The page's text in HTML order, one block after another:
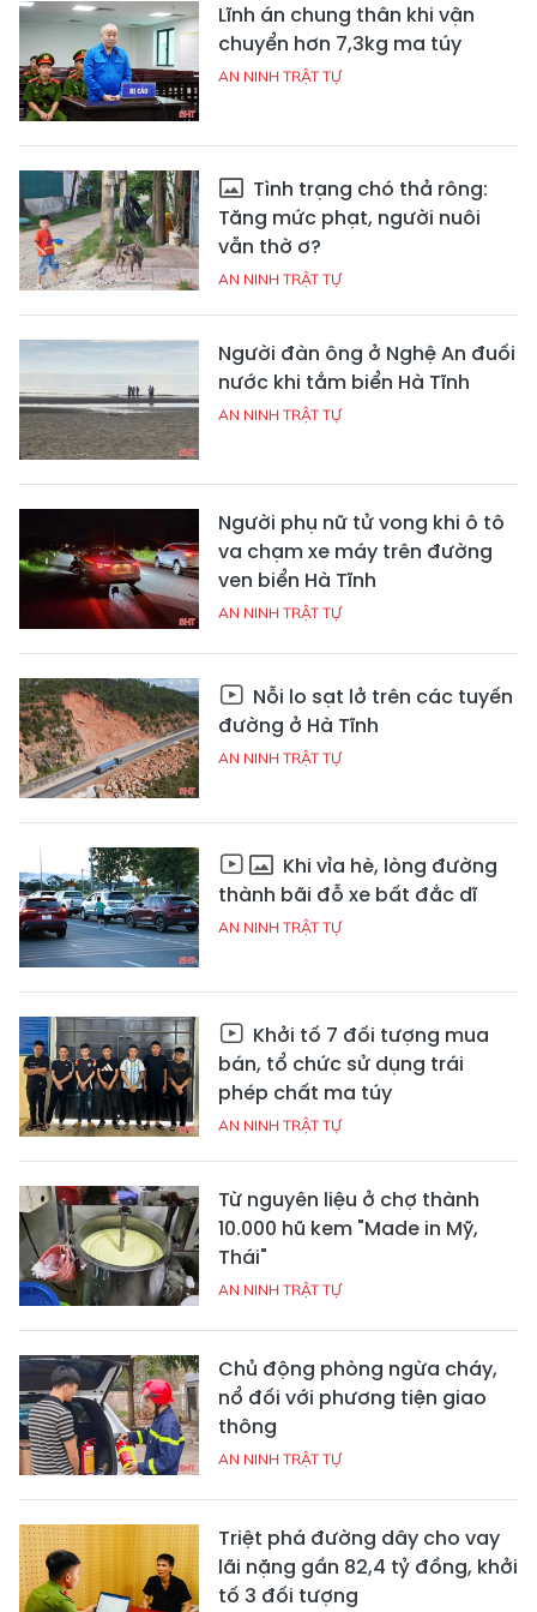
Lĩnh án chung thân khi vận
chuyển hơn 7,3kg ma túy
AN NINH TRẬT TỰ
Tình trạng chó thả rông:
Tăng mức phạt, người nuôi
vẫn thờ ơ?
AN NINH TRẬT TỰ
Người đàn ông ở Nghệ An đuối
nước khi tắm biển Hà Tĩnh
AN NINH TRẬT TỰ
Người phụ nữ tử vong khi ô tô
va chạm xe máy trên đường
ven biển Hà Tĩnh
AN NINH TRẬT TỰ
Nỗi lo sạt lở trên các tuyến
đường ở Hà Tĩnh
AN NINH TRẬT TỰ
Khi vỉa hè, lòng đường
thành bãi đỗ xe bất đắc dĩ
AN NINH TRẬT TỰ
Khởi tố 7 đối tượng mua
bán, tổ chức sử dụng trái
phép chất ma túy
AN NINH TRẬT TỰ
Từ nguyên liệu ở chợ thành
10.000 hũ kem "Made in Mỹ,
Thái"
AN NINH TRẬT TỰ
Chủ động phòng ngừa cháy,
nổ đối với phương tiện giao
thông
AN NINH TRẬT TỰ
Triệt phá đường dây cho vay
lãi nặng gần 82,4 tỷ đồng, khởi
tố 3 đối tượng